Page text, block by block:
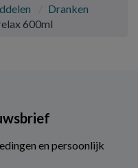
Dranken
600ml
en persoonlijk